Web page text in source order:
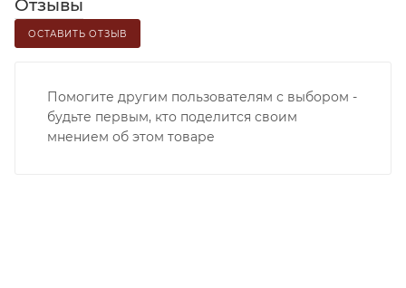
Отзывы
ОСТАВИТЬ ОТЗЫВ
Помогите другим пользователям с выбором -
будьте первым, кто поделится своим
мнением об этом товаре